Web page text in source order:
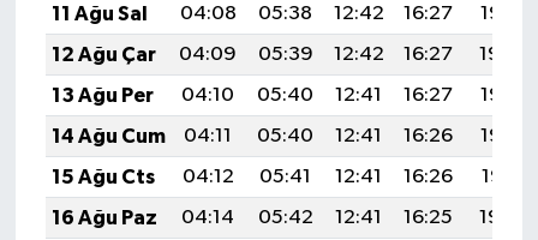
11 Ağu Sal
04:08 05:38 12:42 16:27
19:36
12 Ağu Çar
04:09 05:39 12:42 16:27
19:34
13 Ağu Per
04:10 05:40 12:41 16:27
19:33
14 Ağu Cum
04:11 05:40 12:41 16:26
19:32
15 Ağu Cts
04:12 05:41 12:41 16:26
19:31
16 Ağu Paz
04:14 05:42 12:41 16:25
19:30